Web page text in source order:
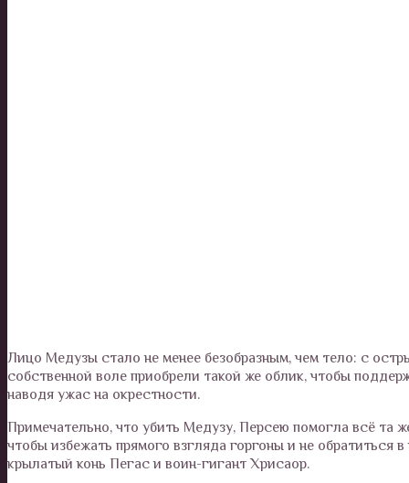
Лицо Медузы стало не менее безобразным, чем тело: с
собственной воле приобрели такой же облик, чтобы
наводя ужас на окрестности.
Примечательно, что убить Медузу, Персею помогла всё та
чтобы избежать прямого взгляда горгоны и не
крылатый конь Пегас и воин-гигант Хрисаор.